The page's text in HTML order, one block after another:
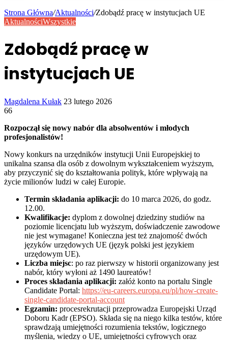
Strona Główna/Aktualności/Zdobądź pracę w instytucjach UE
AktualnościWszystkie
Zdobądź pracę w
instytucjach UE
Magdalena Kułak Send
23 lutego 2026
66
Rozpoczął się nowy nabór dla absolwentów i młodych
profesjonalistów!
Nowy konkurs na urzędników instytucji Unii Europejskiej to
unikalna szansa dla osób z dowolnym wykształceniem wyższym,
aby przyczynić się do kształtowania polityk, które wpływają na
życie milionów ludzi w całej Europie.
Termin składania aplikacji: do 10 marca 2026, do godz.
12.00.
Kwalifikacje: dyplom z dowolnej dziedziny studiów na
poziomie licencjatu lub wyższym, doświadczenie zawodowe
nie jest wymagane! Konieczna jest też znajomość dwóch
języków urzędowych UE (język polski jest językiem
urzędowym UE).
Liczba miejsc: po raz pierwszy w historii organizowany jest
nabór, który wyłoni aż 1490 laureatów!
Proces składania aplikacji: załóż konto na portalu Single
Candidate Portal: https://eu-careers.europa.eu/pl/how-create-
single-candidate-portal-account
Egzamin: procesrekrutacji przeprowadza Europejski Urząd
Doboru Kadr (EPSO). Składa się na niego kilka testów, które
sprawdzają umiejętności rozumienia tekstów, logicznego
myślenia, wiedzy o UE, umiejętności cyfrowych oraz